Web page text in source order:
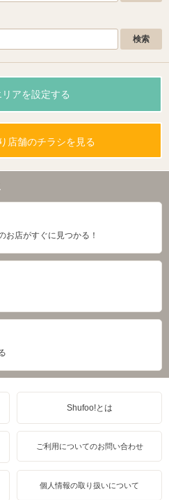
アを設定する
店舗のチラシを見る
お店がすぐに見つかる！
Shufoo!とは
ご利用についてのお問い合わせ
個人情報の取り扱いについて